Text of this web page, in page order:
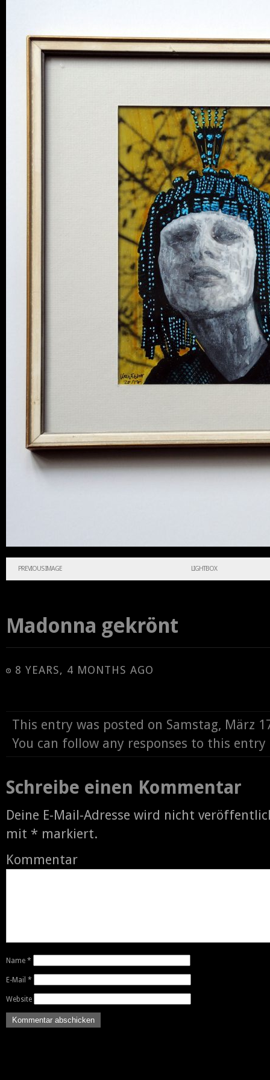
PREVIOUS IMAGE LIGHTBOX
Madonna gekrönt
8 YEARS, 4 MONTHS AGO
This entry was posted on Samstag, März
You can follow any responses to this
Schreibe einen Kommentar
Deine E-Mail-Adresse wird nicht
mit * markiert.
Kommentar
Name *
E-Mail *
Website